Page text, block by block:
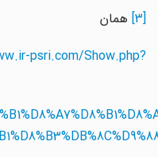
[3]همان
psri.com/Show.php?
8%B1%D8%A7%D8%B1%D
B1%D8%B3%DB%8C%D